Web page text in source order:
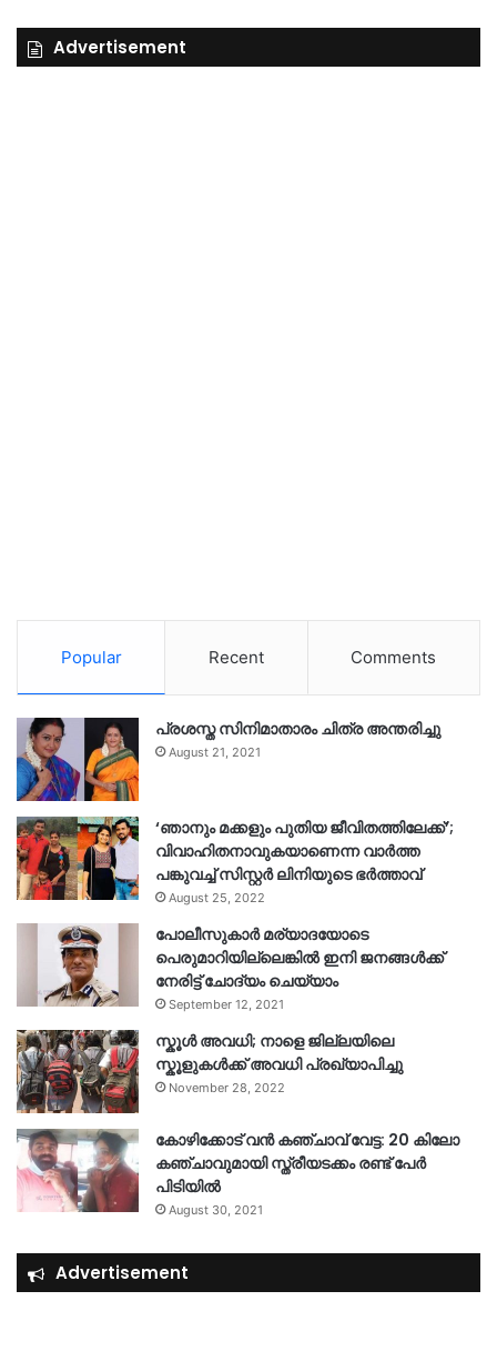
Advertisement
Popular Recent Comments
പ്രശസ്ത സിനിമാതാരം ചിത്ര അന്തരിച്ചു
August 21, 2021
‘ഞാനും മക്കളും പുതിയ ജീവിതത്തിലേക്ക്’;
വിവാഹിതനാവുകയാണെന്ന വാർത്ത
പങ്കുവച്ച് സിസ്റ്റർ ലിനിയുടെ ഭർത്താവ്
August 25, 2022
പോലീസുകാര്‍ മര്യാദയോടെ
പെരുമാറിയില്ലെങ്കില്‍ ഇനി ജനങ്ങള്‍ക്ക്
നേരിട്ട് ചോദ്യം ചെയ്യാം
September 12, 2021
സ്കൂൾ അവധി; നാളെ ജില്ലയിലെ
സ്കൂളുകൾക്ക് അവധി പ്രഖ്യാപിച്ചു
November 28, 2022
കോഴിക്കോട് വൻ കഞ്ചാവ് വേട്ട: 20 കിലോ
കഞ്ചാവുമായി സ്ത്രീയടക്കം രണ്ട് പേർ
പിടിയിൽ
August 30, 2021
Advertisement